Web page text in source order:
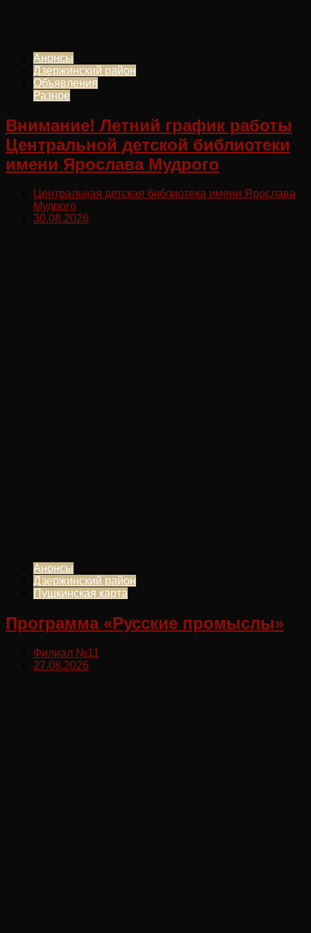
Анонсы
Дзержинский район
Объявления
Разное
Внимание! Летний график работы
Центральной детской библиотеки
имени Ярослава Мудрого
Центральная детская библиотека имени Ярослава
Мудрого
30.08.2026
Анонсы
Дзержинский район
Пушкинская карта
Программа «Русские промыслы»
Филиал №11
27.08.2026